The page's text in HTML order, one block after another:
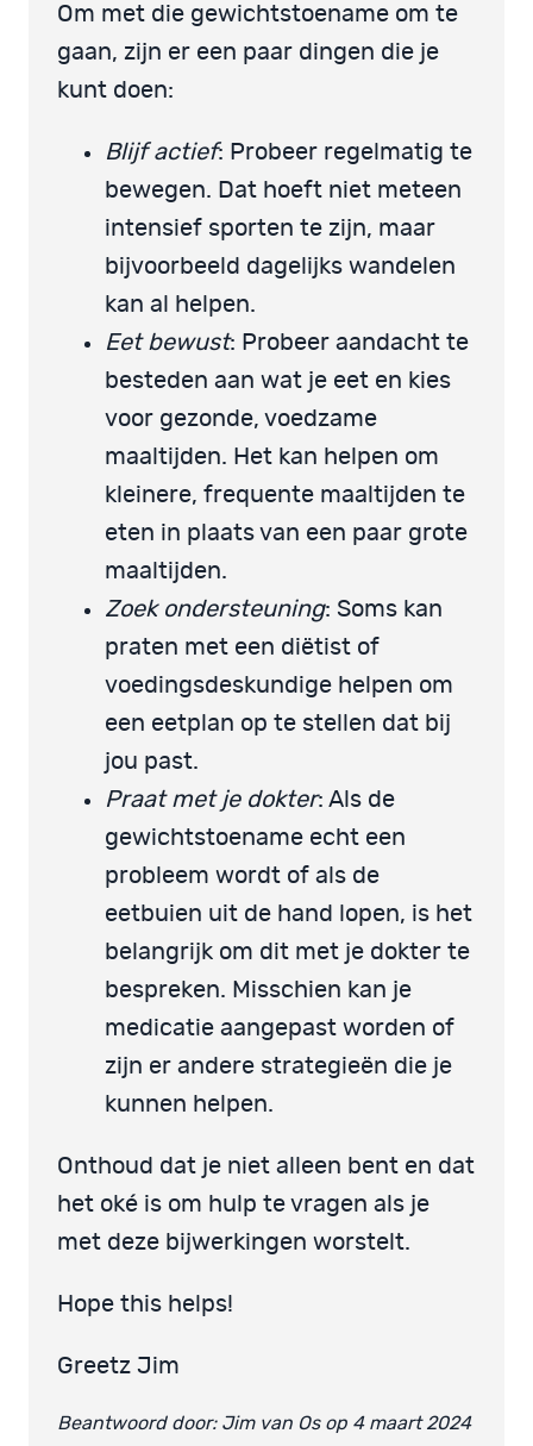
Om met die gewichtstoename om te
gaan, zijn er een paar dingen die je
kunt doen:
Blijf actief: Probeer regelmatig te
bewegen. Dat hoeft niet meteen
intensief sporten te zijn, maar
bijvoorbeeld dagelijks wandelen
kan al helpen.
Eet bewust: Probeer aandacht te
besteden aan wat je eet en kies
voor gezonde, voedzame
maaltijden. Het kan helpen om
kleinere, frequente maaltijden te
eten in plaats van een paar grote
maaltijden.
Zoek ondersteuning: Soms kan
praten met een diëtist of
voedingsdeskundige helpen om
een eetplan op te stellen dat bij
jou past.
Praat met je dokter: Als de
gewichtstoename echt een
probleem wordt of als de
eetbuien uit de hand lopen, is het
belangrijk om dit met je dokter te
bespreken. Misschien kan je
medicatie aangepast worden of
zijn er andere strategieën die je
kunnen helpen.
Onthoud dat je niet alleen bent en dat
het oké is om hulp te vragen als je
met deze bijwerkingen worstelt.
Hope this helps!
Greetz Jim
Beantwoord door: Jim van Os op 4 maart 2024